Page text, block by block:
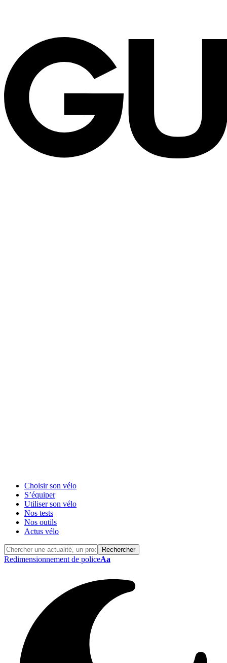
Choisir son vélo
S’équiper
Utiliser son vélo
Nos tests
Nos outils
Actus vélo
Redimensionnement de policeAa